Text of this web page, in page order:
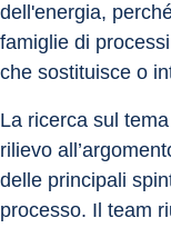
dell'energia,
famiglie di
che sostituisce o
La ricerca sul
rilievo
delle principali
processo. Il team